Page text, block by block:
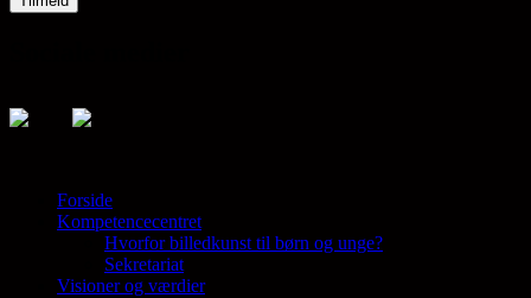
Samler en lang række aktører på tværs af
Forside
Kompetencecentret
Hvorfor billedkunst til børn og unge?
Sekretariat
Visioner og værdier